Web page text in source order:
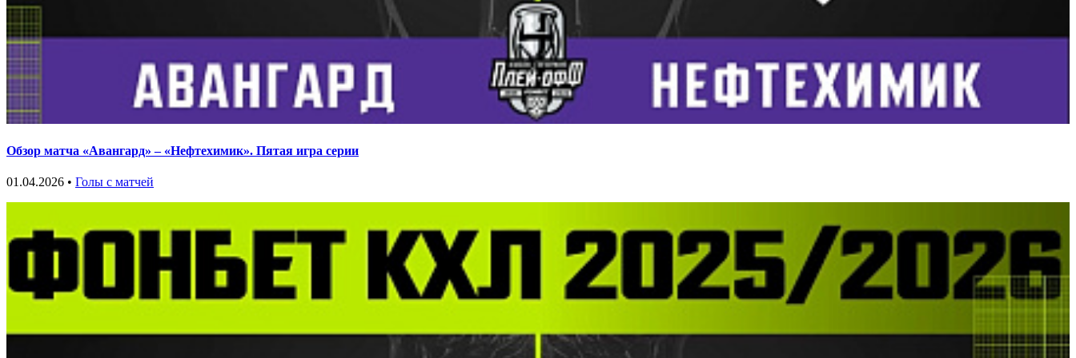
Обзор матча «Авангард» – «Нефтехимик». Пятая игра серии
01.04.2026 • Голы с матчей